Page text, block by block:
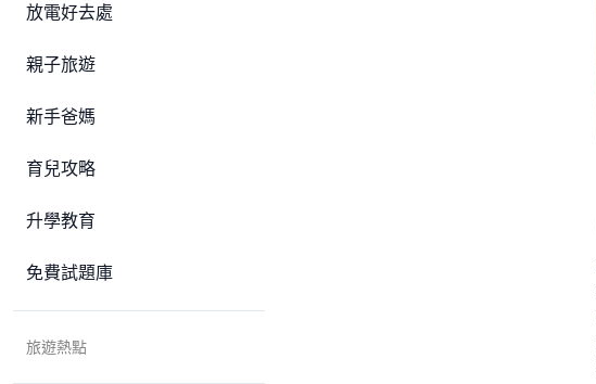
放電好去處
親子旅遊
新手爸媽
育兒攻略
升學教育
免費試題庫
旅遊熱點